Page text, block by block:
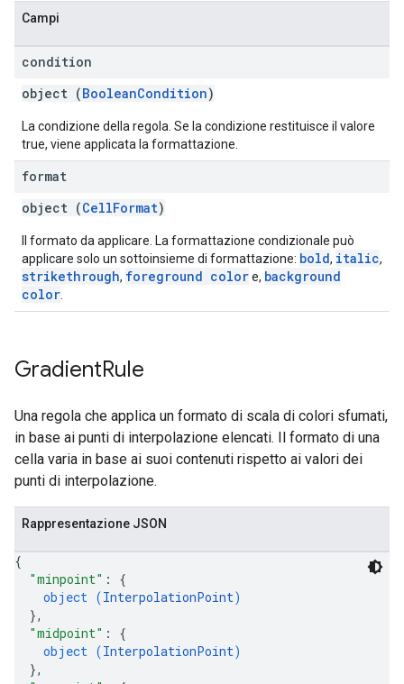
Campi
condition
object (BooleanCondition)
La condizione della regola. Se la condizione restituisce il valore
true, viene applicata la formattazione.
format
object (CellFormat)
Il formato da applicare. La formattazione condizionale può
applicare solo un sottoinsieme di formattazione: bold, italic,
strikethrough, foreground colore, background
color
GradientRule
Una regola che applica un formato di scala di colori sfumati,
in base ai punti di interpolazione elencati. Il formato di una
cella varia in base ai suoi contenuti rispetto ai valori dei
punti di interpolazione.
Rappresentazione JSON
{
"minpoint" : {
object (InterpolationPoint)
},
"midpoint" : {
object (InterpolationPoint)
},